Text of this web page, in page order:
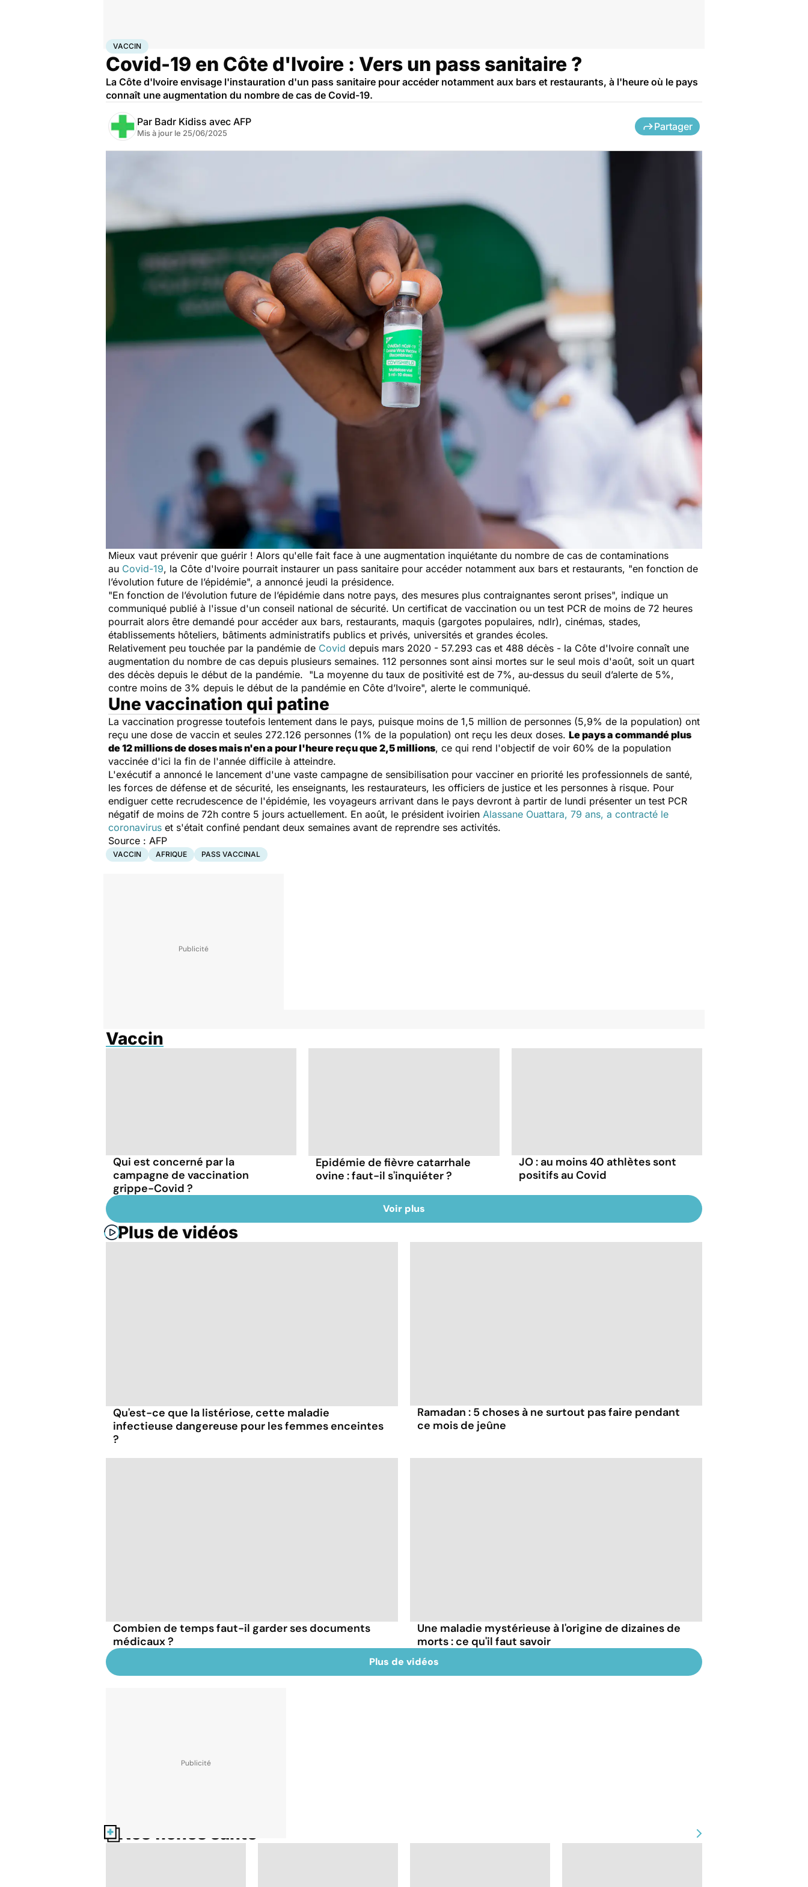
AccueilSanté
VACCIN
Covid-19 en Côte d'Ivoire : Vers un pass sanitaire ?
La Côte d'Ivoire envisage l'instauration d'un pass sanitaire pour accéder notamment aux bars et restaurants, à l'heure où le pays
connaît une augmentation du nombre de cas de Covid-19.
Par Badr Kidiss avec AFP
Mis à jour le 25/06/2025
Partager
Mieux vaut prévenir que guérir ! Alors qu'elle fait face à une augmentation inquiétante du nombre de cas de contaminations
au Covid-19, la Côte d'Ivoire pourrait instaurer un pass sanitaire pour accéder notamment aux bars et restaurants, "en fonction de
l’évolution future de l’épidémie", a annoncé jeudi la présidence.
"En fonction de l’évolution future de l’épidémie dans notre pays, des mesures plus contraignantes seront prises", indique un
communiqué publié à l'issue d'un conseil national de sécurité. Un certificat de vaccination ou un test PCR de moins de 72 heures
pourrait alors être demandé pour accéder aux bars, restaurants, maquis (gargotes populaires, ndlr), cinémas, stades,
établissements hôteliers, bâtiments administratifs publics et privés, universités et grandes écoles.
Relativement peu touchée par la pandémie de Covid depuis mars 2020 - 57.293 cas et 488 décès - la Côte d'Ivoire connaît une
augmentation du nombre de cas depuis plusieurs semaines. 112 personnes sont ainsi mortes sur le seul mois d'août, soit un quart
des décès depuis le début de la pandémie. "La moyenne du taux de positivité est de 7%, au-dessus du seuil d’alerte de 5%,
contre moins de 3% depuis le début de la pandémie en Côte d’Ivoire", alerte le communiqué.
Une vaccination qui patine
La vaccination progresse toutefois lentement dans le pays, puisque moins de 1,5 million de personnes (5,9% de la population) ont
reçu une dose de vaccin et seules 272.126 personnes (1% de la population) ont reçu les deux doses. Le pays a commandé plus
de 12 millions de doses mais n'en a pour l'heure reçu que 2,5 millions, ce qui rend l'objectif de voir 60% de la population
vaccinée d'ici la fin de l'année difficile à atteindre.
L'exécutif a annoncé le lancement d'une vaste campagne de sensibilisation pour vacciner en priorité les professionnels de santé,
les forces de défense et de sécurité, les enseignants, les restaurateurs, les officiers de justice et les personnes à risque. Pour
endiguer cette recrudescence de l'épidémie, les voyageurs arrivant dans le pays devront à partir de lundi présenter un test PCR
négatif de moins de 72h contre 5 jours actuellement. En août, le président ivoirien Alassane Ouattara, 79 ans, a contracté le
coronavirus et s'était confiné pendant deux semaines avant de reprendre ses activités.
Source : AFP
VACCIN AFRIQUE PASS VACCINAL
Vaccin
Qui est concerné par la
campagne de vaccination
grippe-Covid ?
Epidémie de fièvre catarrhale
ovine : faut-il s'inquiéter ?
JO : au moins 40 athlètes sont
positifs au Covid
Voir plus
Plus de vidéos
Qu'est-ce que la listériose, cette maladie
infectieuse dangereuse pour les femmes enceintes
?
Ramadan : 5 choses à ne surtout pas faire pendant
ce mois de jeûne
Combien de temps faut-il garder ses documents
médicaux ?
Une maladie mystérieuse à l'origine de dizaines de
morts : ce qu'il faut savoir
Plus de vidéos
Nos fiches santé